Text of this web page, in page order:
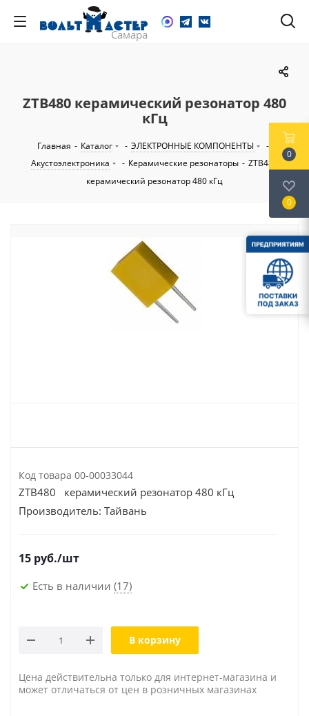
ZTB480 керамический резонатор 480
кГц
Главная - Каталог - ЭЛЕКТРОННЫЕ КОМПОНЕНТЫ
-
Акустоэлектроника
- Керамические резонаторы - ZTB480
керамический резонатор 480 кГц
Код товара 00-00033044
ZTB480 керамический резонатор 480 кГц
Производитель: Тайвань
15 руб./шт
Есть в наличии (17)
В корзину
Цена действительна только для интернет-магазина и
может отличаться от цен в розничных магазинах
0
0